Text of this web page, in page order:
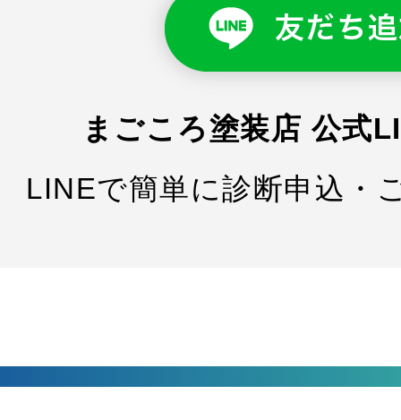
まごころ塗装店 公式
LINEで簡単に診断申込・